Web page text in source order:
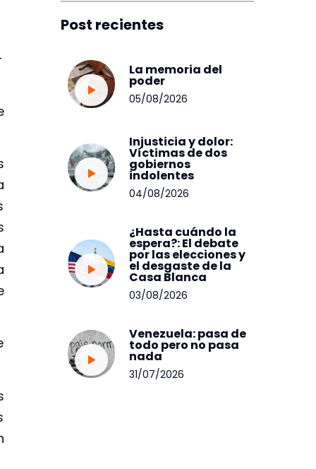
Post recientes
La memoria del
poder
05/08/2026
Injusticia y dolor:
Víctimas de dos
gobiernos
indolentes
04/08/2026
¿Hasta cuándo la
espera?: El debate
por las elecciones y
el desgaste de la
Casa Blanca
03/08/2026
Venezuela: pasa de
todo pero no pasa
nada
31/07/2026